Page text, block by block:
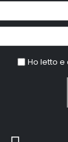
Ho letto